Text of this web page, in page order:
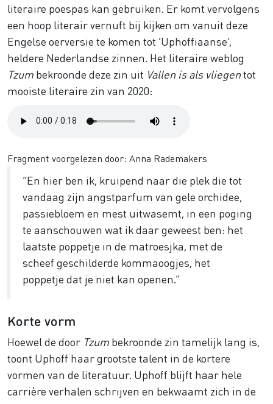
literaire poespas kan gebruiken. Er komt vervolgens
een hoop literair vernuft bij kijken om vanuit deze
Engelse oerversie te komen tot ‘Uphoffiaanse’,
heldere Nederlandse zinnen. Het literaire weblog
Tzum bekroonde deze zin uit Vallen is als vliegentot
mooiste literaire zin van 2020:
file
Fragment voorgelezen door: Anna Rademakers
“En hier ben ik, kruipend naar die plek die tot
vandaag zijn angstparfum van gele orchidee,
passiebloem en mest uitwasemt, in een poging
te aanschouwen wat ik daar geweest ben: het
laatste poppetje in de matroesjka, met de
scheef geschilderde kommaoogjes, het
poppetje dat je niet kan openen.”
Korte vorm
Hoewel de door Tzum bekroonde zin tamelijk lang is,
toont Uphoff haar grootste talent in de kortere
vormen van de literatuur. Uphoff blijft haar hele
carrière verhalen schrijven en bekwaamt zich in de